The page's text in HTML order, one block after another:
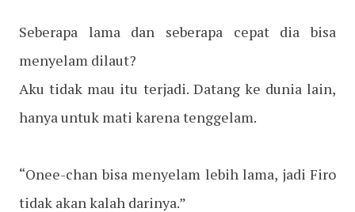
Seberapa lama dan seberapa cepat dia bisa
menyelam dilaut?
Aku tidak mau itu terjadi. Datang ke dunia lain,
hanya untuk mati karena tenggelam.
“Onee-chan bisa menyelam lebih lama, jadi Firo
tidak akan kalah darinya.”